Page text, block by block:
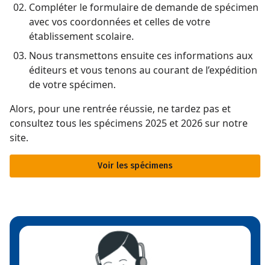
Compléter le formulaire de demande de spécimen
avec vos coordonnées et celles de votre
établissement scolaire.
Nous transmettons ensuite ces informations aux
éditeurs et vous tenons au courant de l’expédition
de votre spécimen.
Alors, pour une rentrée réussie, ne tardez pas et
consultez tous les spécimens 2025 et 2026 sur notre
site.
Voir les spécimens